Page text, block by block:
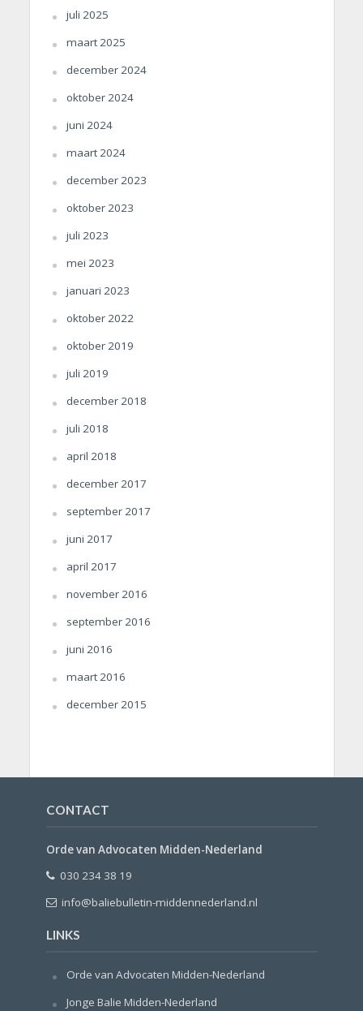
juli 2025
maart 2025
december 2024
oktober 2024
juni 2024
maart 2024
december 2023
oktober 2023
juli 2023
mei 2023
januari 2023
oktober 2022
oktober 2019
juli 2019
december 2018
juli 2018
april 2018
december 2017
september 2017
juni 2017
april 2017
november 2016
september 2016
juni 2016
maart 2016
december 2015
CONTACT
Orde van Advocaten Midden-Nederland
030 234 38 19
info@baliebulletin-middennederland.nl
LINKS
Orde van Advocaten Midden-Nederland
Jonge Balie Midden-Nederland